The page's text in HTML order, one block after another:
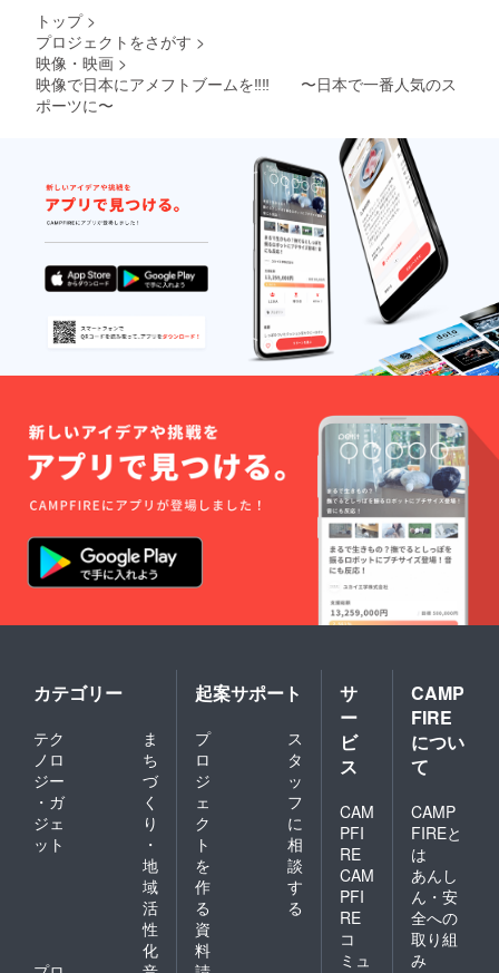
る事ができました。そ
して、5月30日に無事
クラウドファンディン
金額の51%となる支援
金が集まりました。本
当にありがとうござい
ました。しかし、まだ
自分のプロジェクトが
終了したわけではあり
ません。今から始まる
のです。今後、どう
に自分の努力次第だと
思っています。自分自
身どうなるのか楽しみ
で仕方ありません。日
本でアメリカンフット
ボールというスポーツ
が有名になるような影
くので、これからも応
援よろしくお願い致し
ます。最後になります
が、文章を読んでくれ
た人の中で挑戦したい
ものがあるけど出来な
い、チャレンジしにく
い、という方がいまし
たら是非思い切って
色々なことに挑戦、
チャレンジして欲しい
トップ >
プロジェクトをさがす >
映像・映画 >
映像で日本にアメフトブームを‼︎‼︎ 〜日本で一番人気のス
ポーツに〜
カテゴリー
テク
ノロ
ジー
・ガ
ジェ
ット
ま
ち
づ
く
り
・
地
域
活
性
化
起案サポート
プ
ロ
ジ
ェ
ク
ト
を
作
る
ス
タ
ッ
フ
に
相
談
す
る
資
料
サ
ー
ビ
ス
CAM
PFI
RE
CAM
PFI
RE
コ
ミュ
CAMP
FIRE
につい
て
CAMP
FIREと
は
あんし
ん・安
全への
取り組
み